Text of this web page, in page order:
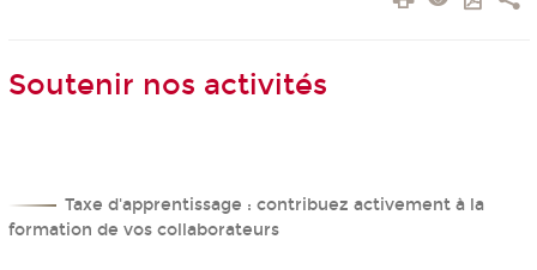
Soutenir nos activités
Taxe d'apprentissage : contribuez activement à la
formation de vos collaborateurs